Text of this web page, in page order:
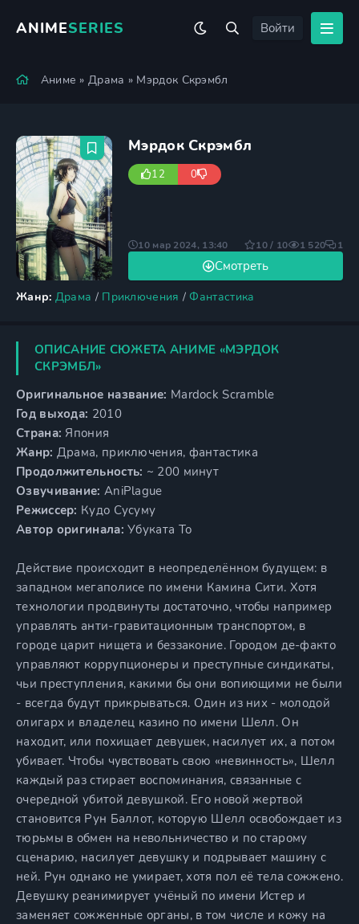
ANIMESERIES Войти
Аниме »Драма » Мэрдок Скрэмбл
Мэрдок Скрэмбл
12 0
Жанр: Драма / Приключения / Фантастика
Смотреть
10 мар 2024, 13:40 10 / 10 1 520 1
ОПИСАНИЕ СЮЖЕТА АНИМЕ «МЭРДОК
СКРЭМБЛ»
Оригинальное название: Mardock Scramble
Год выхода: 2010
Страна: Япония
Жанр: Драма, приключения, фантастика
Продолжительность: ~ 200 минут
Озвучивание: AniPlague
Режиссер: Кудо Сусуму
Автор оригинала: Убуката То
Действие происходит в неопределённом будущем: в
западном мегаполисе по имени Камина Сити. Хотя
технологии продвинуты достаточно, чтобы например
управлять анти-гравитационным транспортом, в
городе царит нищета и беззаконие. Городом де-факто
управляют коррупционеры и преступные синдикаты,
чьи преступления, какими бы они вопиющими не были
- всегда будут прикрываться. Один из них - молодой
олигарх и владелец казино по имени Шелл. Он
находит, или похищает девушек, насилует их, а потом
убивает. Чтобы чувствовать свою «невинность», Шелл
каждый раз стирает воспоминания, связанные с
очередной убитой девушкой. Его новой жертвой
становится Рун Баллот, которую Шелл освобождает из
тюрьмы в обмен на невольничество и по старому
сценарию, насилует девушку и подрывает машину с
ней. Рун однако не умирает, хотя пол её тела сожжено.
Девушку реанимирует учёный по имени Истер и
заменяет сожженные органы, в том числе и кожу на